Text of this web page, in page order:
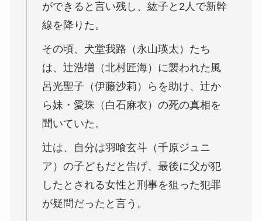
ができると言い残し、紘子と2人で新幹
線を降りた。
その頃、犬堂我路（永山瑛太）たち
は、辻浩増（北村匠海）に襲われた風
呂光聖子（伊藤沙莉）らを助け、辻か
ら妹・愛珠（白石麻衣）の死の真相を
聞いていた。
辻は、自分は羽喰玄斗（千原ジュニ
ア）の子どもだと告げ、最後に父が犯
したとされる女性と刑事を狙った犯罪
が疑問だったと言う。